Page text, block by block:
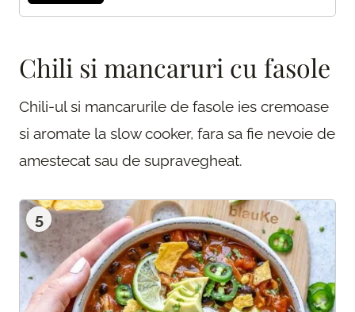
Chili si mancaruri cu fasole
Chili-ul si mancarurile de fasole ies cremoase
si aromate la slow cooker, fara sa fie nevoie de
amestecat sau de supravegheat.
5